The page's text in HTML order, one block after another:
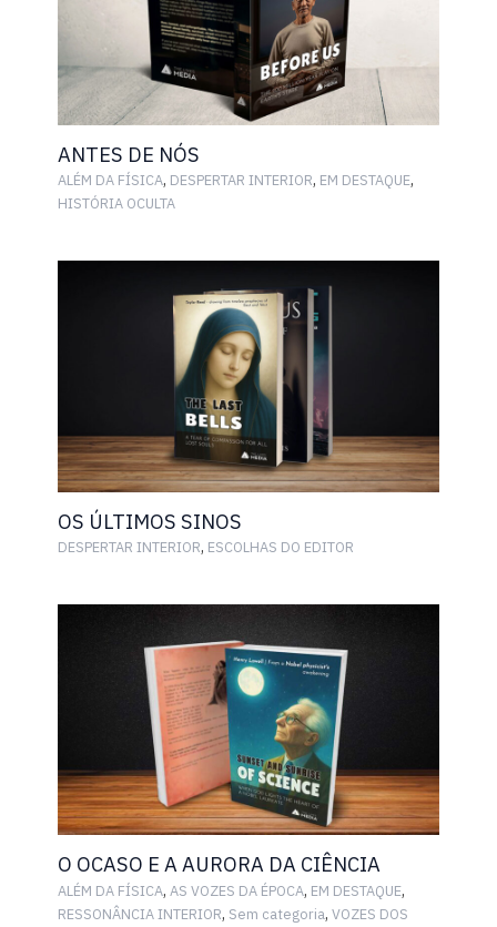
ANTES DE NÓS
ALÉM DA FÍSICA, DESPERTAR INTERIOR, EM DESTAQUE,
HISTÓRIA OCULTA
OS ÚLTIMOS SINOS
DESPERTAR INTERIOR, ESCOLHAS DO EDITOR
O OCASO E A AURORA DA CIÊNCIA
ALÉM DA FÍSICA, AS VOZES DA ÉPOCA, EM DESTAQUE,
RESSONÂNCIA INTERIOR, Sem categoria, VOZES DOS